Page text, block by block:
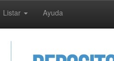
Listar Ayuda